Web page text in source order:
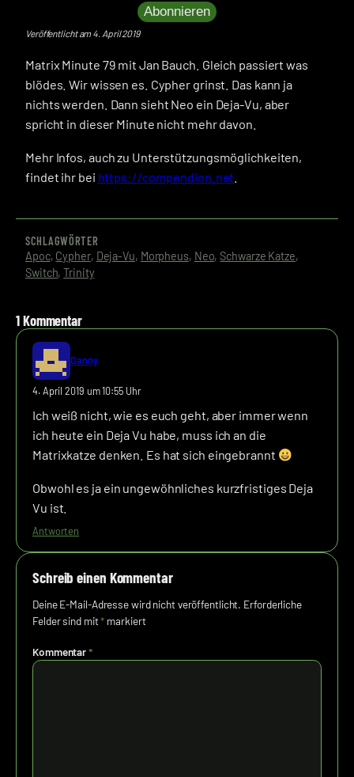
Abonnieren
Veröffentlicht am 4. April 2019
Matrix Minute 79 mit Jan Bauch. Gleich passiert was
blödes. Wir wissen es. Cypher grinst. Das kann ja
nichts werden. Dann sieht Neo ein Deja-Vu, aber
spricht in dieser Minute nicht mehr davon.
Mehr Infos, auch zu Unterstützungsmöglichkeiten,
findet ihr bei https://compendion.net
SCHLAGWÖRTER
Apoc, Cypher, Deja-Vu, Morpheus, Neo, Schwarze Katze
Switch, Trinity
1 Kommentar
Danny
4. April 2019 um 10:55 Uhr
Ich weiß nicht, wie es euch geht, aber immer wenn
ich heute ein Deja Vu habe, muss ich an die
Matrixkatze denken. Es hat sich eingebrannt
Obwohl es ja ein ungewöhnliches kurzfristiges Deja
Vu ist.
Antworten
Schreib einen Kommentar
Deine E-Mail-Adresse wird nicht veröffentlicht. Erforderliche
Felder sind mit* markiert
Kommentar*